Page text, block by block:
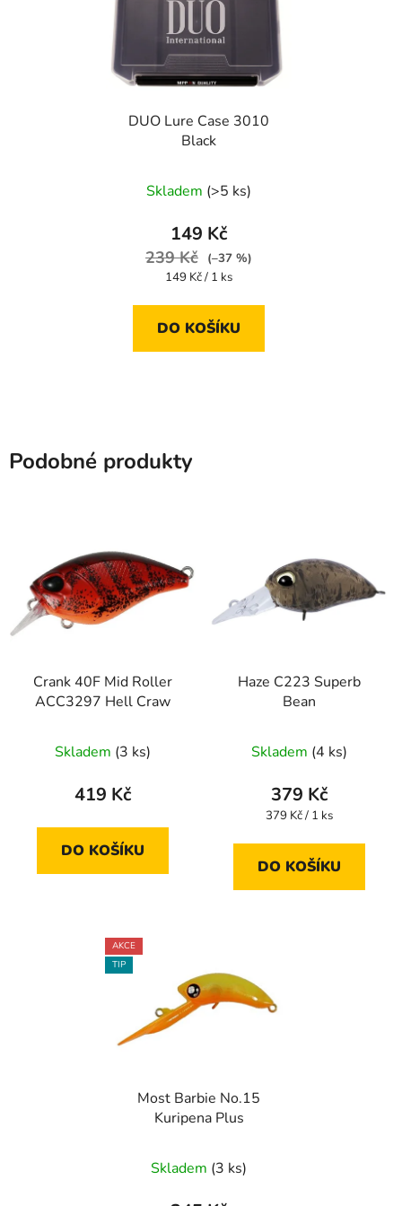
DUO Lure Case 3010
Black
Skladem (>5 ks)
149 Kč
239 Kč
(–37 %)
Měrná
149 Kč / 1 ks
DO KOŠÍKU
Podobné produkty
Crank 40F Mid Roller
ACC3297 Hell Craw
Skladem (3 ks)
419 Kč
DO KOŠÍKU
Haze C223 Superb
Bean
Skladem (4 ks)
379 Kč
Měrná
379 Kč / 1 ks
DO KOŠÍKU
AKCE
TIP
Most Barbie No.15
Kuripena Plus
Skladem (3 ks)